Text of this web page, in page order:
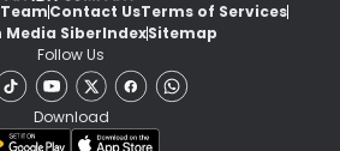
Contact UsTerms of Services
Media SiberIndexSitemap
Follow Us
Download